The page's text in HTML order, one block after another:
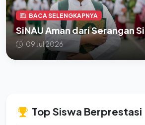
BACA SELENGKAPNYA
SiNAU Aman dari Serangan
09 Jul 2026
Top Siswa Berprestasi